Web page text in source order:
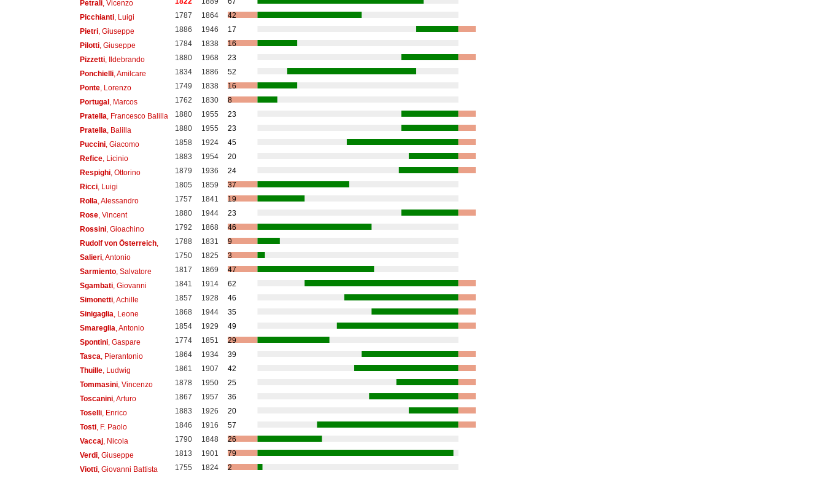
Petrali, Vicenzo
Picchianti, Luigi 1787 1864
42
Pietri, Giuseppe 1886 1946
17
Pilotti, Giuseppe 1784 1838
16
Pizzetti, Ildebrando 1880 1968
23
Ponchielli, Amilcare 1834 1886
52
Ponte, Lorenzo 1749 1838
16
Portugal, Marcos 1762 1830
8
Pratella , Francesco Balilla 1880 1955
23
Pratella , Balilla 1880 1955
23
Puccini, Giacomo 1858 1924
45
Refice, Licinio 1883 1954
20
Respighi, Ottorino 1879 1936
24
Ricci, Luigi 1805 1859
37
Rolla , Alessandro 1757 1841
19
Rose, Vincent 1880 1944
23
Rossini, Gioachino 1792 1868
46
Rudolf von Österreich, 1788 1831
9
Salieri, Antonio 1750 1825
3
Sarmiento, Salvatore 1817 1869
47
Sgambati, Giovanni 1841 1914
62
Simonetti, Achille 1857 1928
46
Sinigaglia , Leone 1868 1944
35
Smareglia , Antonio 1854 1929
49
Spontini, Gaspare 1774 1851
29
Tasca , Pierantonio 1864 1934
39
Thuille, Ludwig 1861 1907
42
Tommasini, Vincenzo 1878 1950
25
Toscanini, Arturo 1867 1957
36
Toselli, Enrico 1883 1926
20
Tosti, F. Paolo 1846 1916
57
Vaccaj, Nicola 1790 1848
26
Verdi, Giuseppe 1813 1901
79
Viotti, Giovanni Battista 1755 1824
2